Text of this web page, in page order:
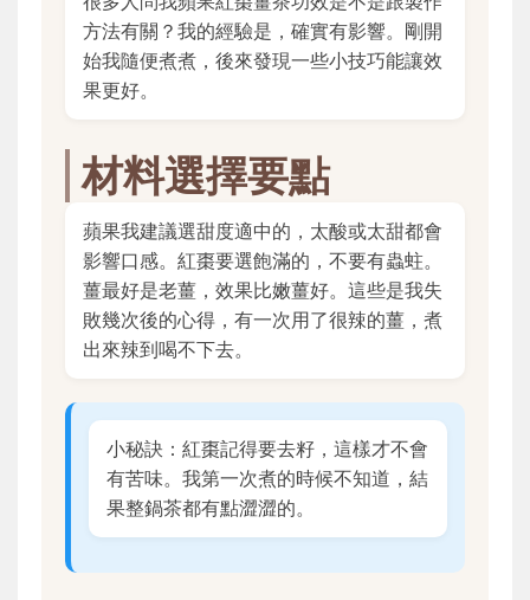
方法有關？我的經驗是，確實有影響。剛開
始我隨便煮煮，後來發現一些小技巧能讓效
果更好。
材料選擇要點
蘋果我建議選甜度適中的，太酸或太甜都會
影響口感。紅棗要選飽滿的，不要有蟲蛀。
薑最好是老薑，效果比嫩薑好。這些是我失
敗幾次後的心得，有一次用了很辣的薑，煮
出來辣到喝不下去。
小秘訣：紅棗記得要去籽，這樣才不會
有苦味。我第一次煮的時候不知道，結
果整鍋茶都有點澀澀的。